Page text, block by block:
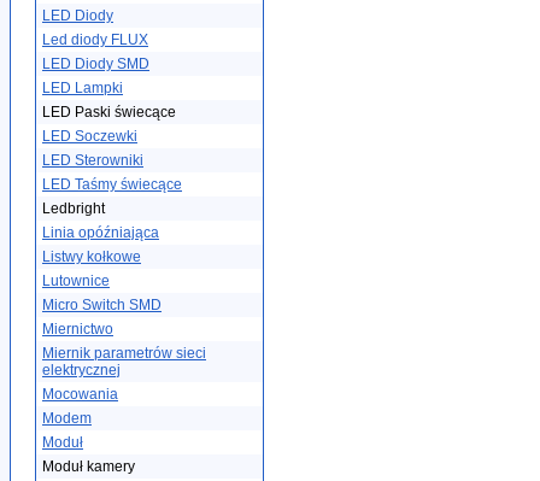
LED Diody
Led diody FLUX
LED Diody SMD
LED Lampki
LED Paski świecące
LED Soczewki
LED Sterowniki
LED Taśmy świecące
Ledbright
Linia opóźniająca
Listwy kołkowe
Lutownice
Micro Switch SMD
Miernictwo
Miernik parametrów sieci
elektrycznej
Mocowania
Modem
Moduł
Moduł kamery